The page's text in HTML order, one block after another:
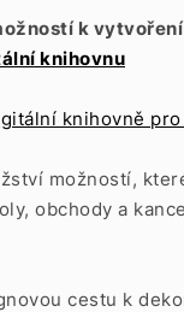
k
knihovnu
knihovně
možností,
obchody a
cestu k